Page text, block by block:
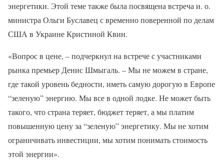
энергетики. Этой теме также была посвящена встреча и. о.
министра Ольги Буславец с временно поверенной по делам
США в Украине Кристиной Квин.
«Вопрос в цене, – подчеркнул на встрече с участниками
рынка премьер Денис Шмыгаль. – Мы не можем в стране,
где такой уровень бедности, иметь самую дорогую в Европе
“зеленую” энергию. Мы все в одной лодке. Не может быть
такого, что страна теряет, бюджет теряет, а мы платим
повышенную цену за “зеленую” энергетику. Мы не хотим
ограничивать инвестиции, мы хотим понимать стоимость
этой энергии».